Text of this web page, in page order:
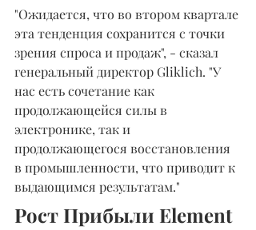
"Ожидается, что во втором квартале
эта тенденция сохранится с точки
зрения спроса и продаж", - сказал
генеральный директор Gliklich. "У
нас есть сочетание как
продолжающейся силы в
электронике, так и
продолжающегося восстановления
в промышленности, что приводит к
выдающимся результатам."
Рост Прибыли Element